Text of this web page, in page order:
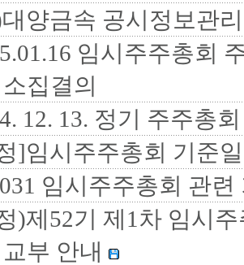
양금속 공시정보관
임시주주총회
집결의
12. 13. 정기 주주총
]임시주주총회 기준
임시주주총회 관
)제52기 제1차 임시
부 안내